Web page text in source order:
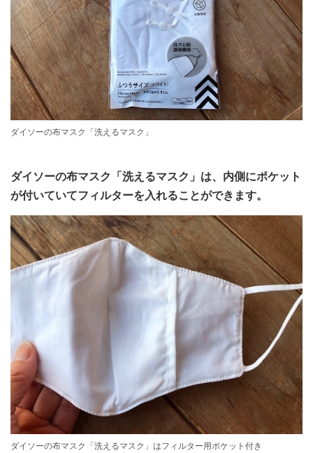
ダイソーの布マスク「洗えるマスク」
ダイソーの布マスク「洗えるマスク」は、内側にポケット
が付いていてフィルターを入れることができます。
ダイソーの布マスク「洗えるマスク」はフィルター用ポケット付き